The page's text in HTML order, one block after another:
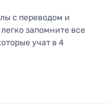
с переводом и
запомните все
учат в 4